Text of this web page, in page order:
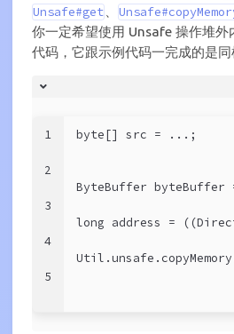
Unsafe#get
你一定希望使用 Unsafe 操作堆外
代码，它跟示例代码一完成的是同
1
2
3
4
5
byte[] src = ...;
ByteBuffer
long address =